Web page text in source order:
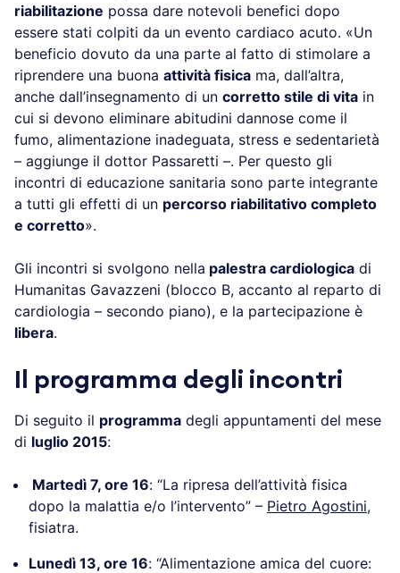
riabilitazione possa dare notevoli benefici dopo
essere stati colpiti da un evento cardiaco acuto. «Un
beneficio dovuto da una parte al fatto di stimolare a
riprendere una buona attività fisica ma, dall’altra,
anche dall’insegnamento di un corretto stile di vita in
cui si devono eliminare abitudini dannose come il
fumo, alimentazione inadeguata, stress e sedentarietà
– aggiunge il dottor Passaretti –. Per questo gli
incontri di educazione sanitaria sono parte integrante
a tutti gli effetti di un percorso riabilitativo completo
e corretto».
Gli incontri si svolgono nella palestra cardiologica di
Humanitas Gavazzeni (blocco B, accanto al reparto di
cardiologia – secondo piano), e la partecipazione è
libera.
Il programma degli incontri
Di seguito il programma degli appuntamenti del mese
di luglio 2015:
Martedì 7, ore 16: “La ripresa dell’attività fisica
dopo la malattia e/o l’intervento” – Pietro Agostini,
fisiatra.
Lunedì 13, ore 16: “Alimentazione amica del cuore: